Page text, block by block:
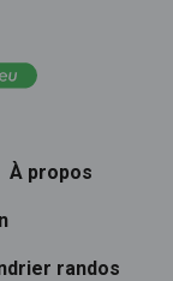
À propos
randos